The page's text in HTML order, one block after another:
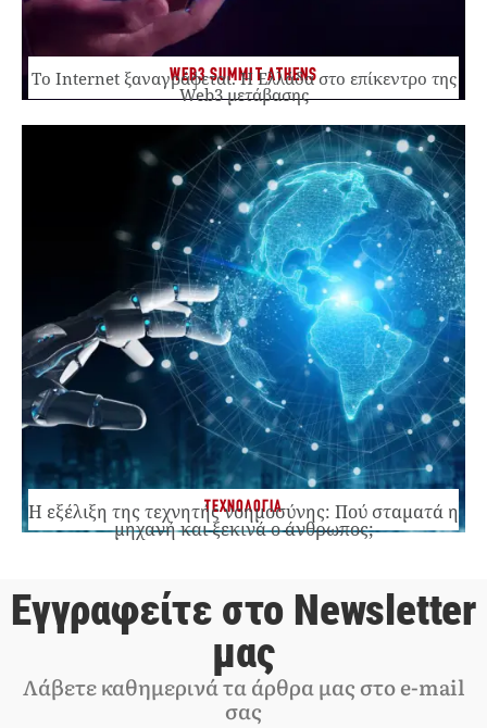
WEB3 SUMMIT ATHENS
Το Internet ξαναγράφεται. Η Ελλάδα στο επίκεντρο της
Web3 μετάβασης
ΤΕΧΝΟΛΟΓΙΑ
Η εξέλιξη της τεχνητής νοημοσύνης: Πού σταματά η
μηχανή και ξεκινά ο άνθρωπος;
Εγγραφείτε στο Newsletter
μας
Λάβετε καθημερινά τα άρθρα μας στο e-mail
σας